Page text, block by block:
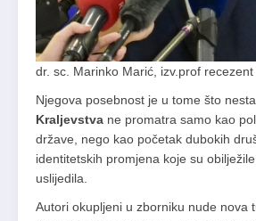
dr. sc. Marinko Marić, izv.prof
Njegova posebnost je u tome što
Kraljevstva ne promatra samo kao
države, nego kao početak dubokih
identitetskih promjena koje su
uslijedila.
Autori okupljeni u zborniku nude nova